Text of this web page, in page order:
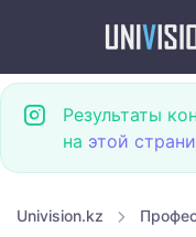
Результаты
на этой
Univision.kz